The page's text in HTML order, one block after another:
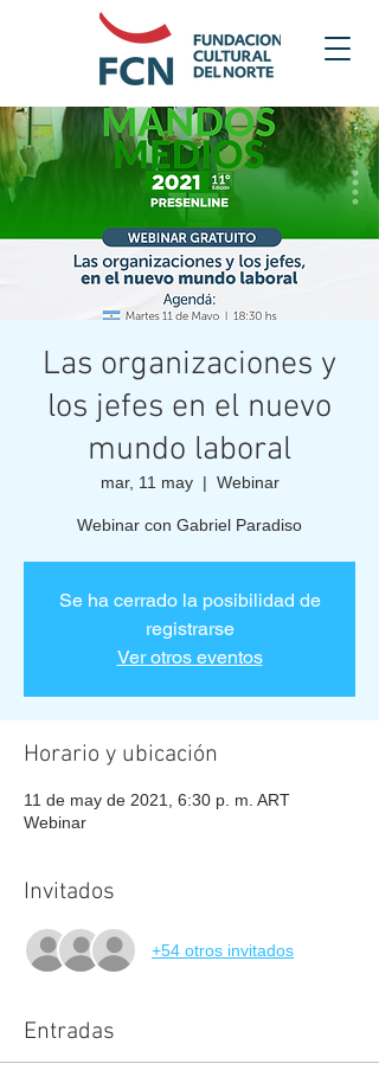
Las organizaciones y
los jefes en el nuevo
mundo laboral
mar, 11 may
  |
Webinar
Webinar con Gabriel Paradiso
Se ha cerrado la posibilidad de
registrarse
Ver otros eventos
Horario y ubicación
11 de may de 2021, 6:30 p. m. ART
Webinar
Invitados
+54 otros invitados
Entradas